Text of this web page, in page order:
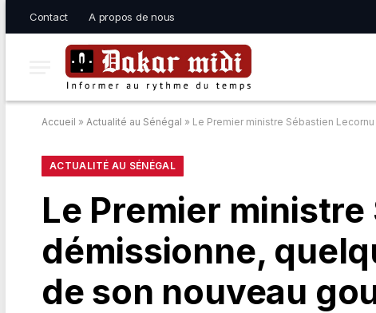
Contact A propos de nous
Accueil » Actualité au Sénégal » Le Premier ministre Sébastien
ACTUALITÉ AU SÉNÉGAL
Le Premier
démissionne,
de son nouveau